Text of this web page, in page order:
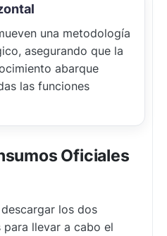
una metodología
asegurando que la
abarque
las funciones
Oficiales
los dos
para llevar a cabo el